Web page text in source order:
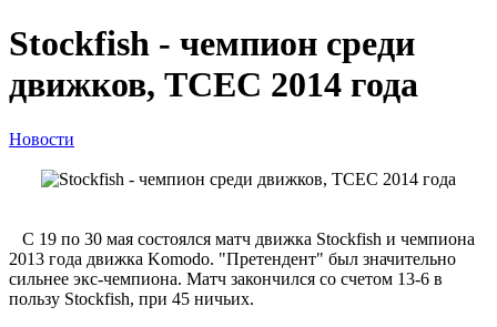
Stockfish - чемпион среди
движков, TCEC 2014 года
Новости
C 19 по 30 мая состоялся матч движка Stockfish и чемпиона
2013 года движка Komodo. "Претендент" был значительно
сильнее экс-чемпиона. Матч закончился со счетом 13-6 в
пользу Stockfish, при 45 ничьих.